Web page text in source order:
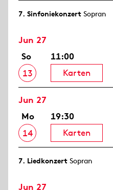
7. Sinfonie­konzert Sopran
Jun 27
So
13
11:00
Karten
Jun 27
Mo
14
19:30
Karten
7. Liedkonzert Sopran
Jun 27